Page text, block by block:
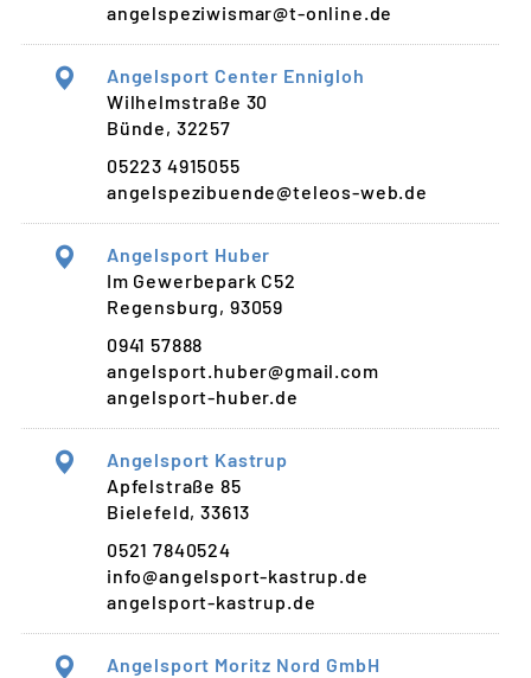
angelspeziwismar@t-online.de
Angelsport Center Ennigloh
Wilhelmstraße 30
Bünde, 32257
05223 4915055
angelspezibuende@teleos-web.de
Angelsport Huber
Im Gewerbepark C52
Regensburg, 93059
0941 57888
angelsport.huber@gmail.com
angelsport-huber.de
Angelsport Kastrup
Apfelstraße 85
Bielefeld, 33613
0521 7840524
info@angelsport-kastrup.de
angelsport-kastrup.de
Angelsport Moritz Nord GmbH